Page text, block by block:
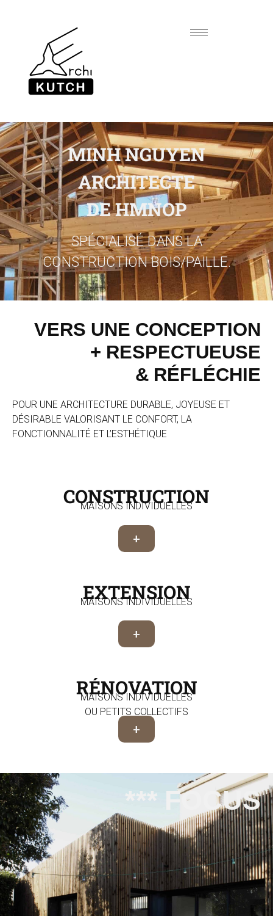
MINH NGUYEN
ARCHITECTE
DE HMNOP
SPÉCIALISÉ DANS LA
CONSTRUCTION BOIS/PAILLE.
VERS UNE CONCEPTION
+ RESPECTUEUSE
& RÉFLÉCHIE
POUR UNE ARCHITECTURE DURABLE, JOYEUSE ET
DÉSIRABLE VALORISANT LE CONFORT, LA
FONCTIONNALITÉ ET L’ESTHÉTIQUE
CONSTRUCTION
MAISONS INDIVIDUELLES
+
EXTENSION
MAISONS INDIVIDUELLES
+
RÉNOVATION
MAISONS INDIVIDUELLES
OU PETITS COLLECTIFS
+
*** FOCUS